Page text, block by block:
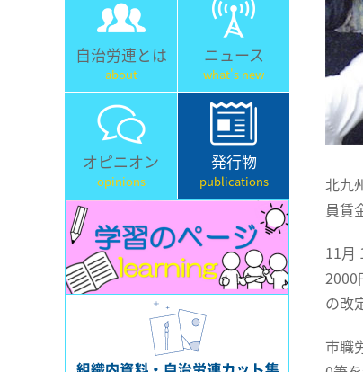
自治労連とは
about
ニュース
what's new
オピニオン
opinions
発行物
publications
北九
員賃
11月
2000
の改
市職